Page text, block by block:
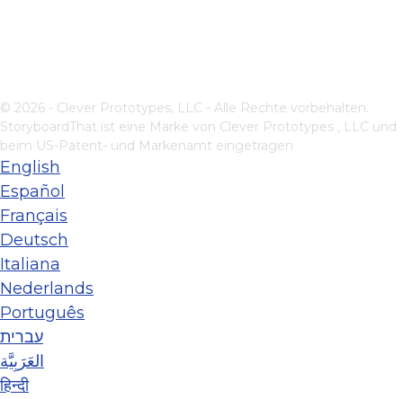
© 2026 - Clever Prototypes, LLC - Alle Rechte vorbehalten.
StoryboardThat ist eine Marke von Clever Prototypes , LLC und
beim US-Patent- und Markenamt eingetragen
English
Español
Français
Deutsch
Italiana
Nederlands
Português
עברית
العَرَبِيَّة
हिन्दी